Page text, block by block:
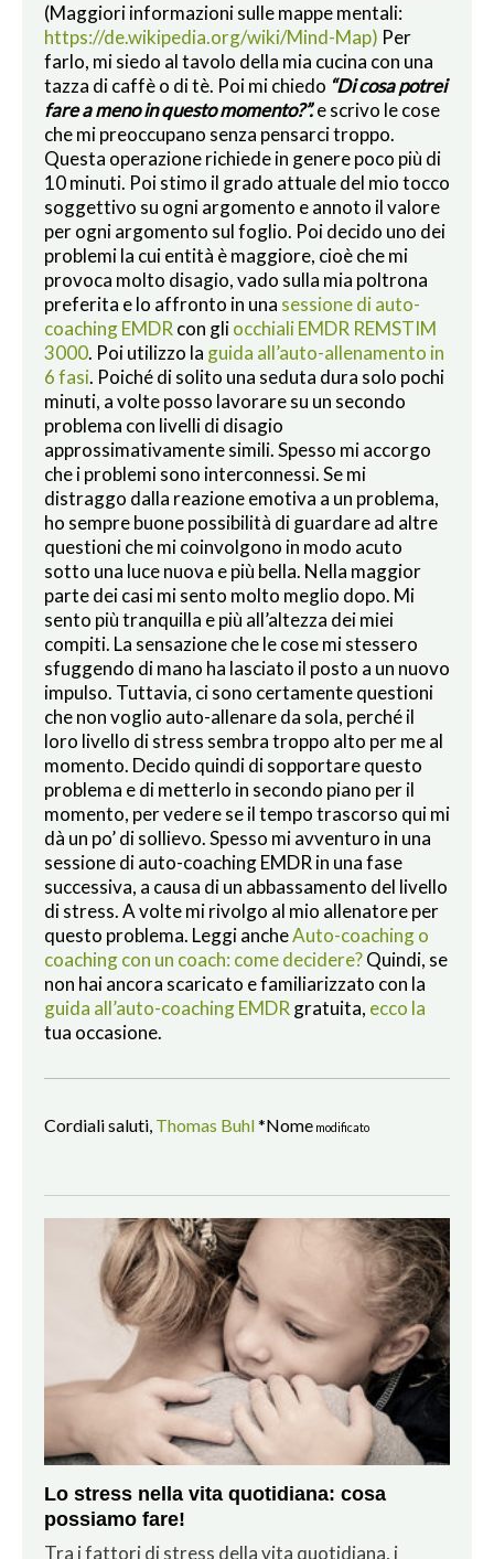
(Maggiori informazioni sulle mappe mentali:
https://de.wikipedia.org/wiki/Mind-Map) Per
farlo, mi siedo al tavolo della mia cucina con una
tazza di caffè o di tè. Poi mi chiedo “Di cosa potrei
fare a meno in questo momento?”.e scrivo le cose
che mi preoccupano senza pensarci troppo.
Questa operazione richiede in genere poco più di
10 minuti. Poi stimo il grado attuale del mio tocco
soggettivo su ogni argomento e annoto il valore
per ogni argomento sul foglio. Poi decido uno dei
problemi la cui entità è maggiore, cioè che mi
provoca molto disagio, vado sulla mia poltrona
preferita e lo affronto in una sessione di auto-
coaching EMDR con gliocchiali EMDR REMSTIM
3000. Poi utilizzo la guida all’auto-allenamento in
6 fasi. Poiché di solito una seduta dura solo pochi
minuti, a volte posso lavorare su un secondo
problema con livelli di disagio
approssimativamente simili. Spesso mi accorgo
che i problemi sono interconnessi. Se mi
distraggo dalla reazione emotiva a un problema,
ho sempre buone possibilità di guardare ad altre
questioni che mi coinvolgono in modo acuto
sotto una luce nuova e più bella. Nella maggior
parte dei casi mi sento molto meglio dopo. Mi
sento più tranquilla e più all’altezza dei miei
compiti. La sensazione che le cose mi stessero
sfuggendo di mano ha lasciato il posto a un nuovo
impulso. Tuttavia, ci sono certamente questioni
che non voglio auto-allenare da sola, perché il
loro livello di stress sembra troppo alto per me al
momento. Decido quindi di sopportare questo
problema e di metterlo in secondo piano per il
momento, per vedere se il tempo trascorso qui mi
dà un po’ di sollievo. Spesso mi avventuro in una
sessione di auto-coaching EMDR in una fase
successiva, a causa di un abbassamento del livello
di stress. A volte mi rivolgo al mio allenatore per
questo problema. Leggi ancheAuto-coaching o
coaching con un coach: come decidere?Quindi, se
non hai ancora scaricato e familiarizzato con la
guida all’auto-coaching EMDR gratuita, ecco la
tua occasione.
Cordiali saluti, Thomas Buhl*Nome modificato
Lo stress nella vita quotidiana: cosa
possiamo fare!
Tra i fattori di stress della vita quotidiana, i